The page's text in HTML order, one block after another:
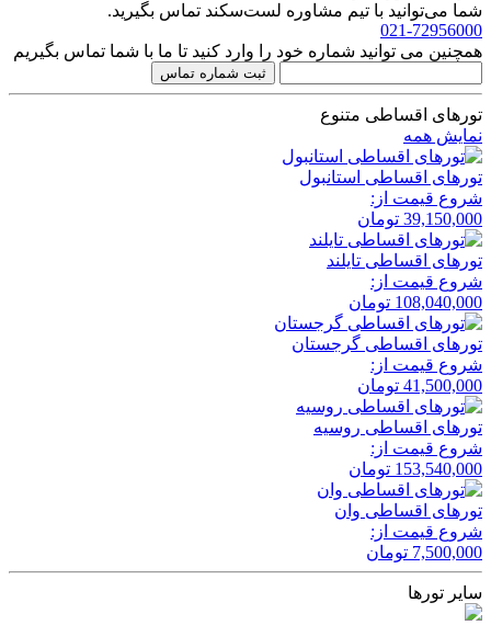
شما می‌توانید با تیم مشاوره لست‌سکند تماس بگیرید.
021-72956000
همچنین می توانید شماره خود را وارد کنید تا ما با شما تماس بگیریم
ثبت شماره تماس
تورهای اقساطی متنوع
نمایش همه
تور‌های اقساطی استانبول
شروع قیمت از:
39,150,000 تومان
تور‌های اقساطی تایلند
شروع قیمت از:
108,040,000 تومان
تور‌های اقساطی گرجستان
شروع قیمت از:
41,500,000 تومان
تور‌های اقساطی روسیه
شروع قیمت از:
153,540,000 تومان
تور‌های اقساطی وان
شروع قیمت از:
7,500,000 تومان
سایر تورها